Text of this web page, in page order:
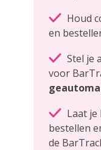
Houd
en
Stel je
voor
Laat
bestellen
de